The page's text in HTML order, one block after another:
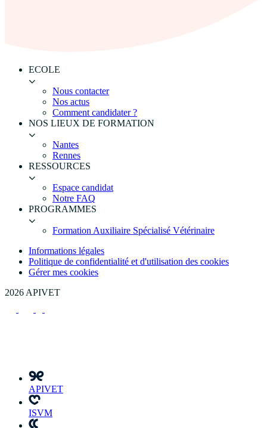
ECOLE
Nous contacter
Nos actus
Comment candidater ?
NOS LIEUX DE FORMATION
Nantes
Rennes
RESSOURCES
Espace candidat
Notre FAQ
PROGRAMMES
Formation Auxiliaire Spécialisé Vétérinaire
Informations légales
Politique de confidentialité et d'utilisation des cookies
Gérer mes cookies
2026 APIVET
APIVET
ISVM